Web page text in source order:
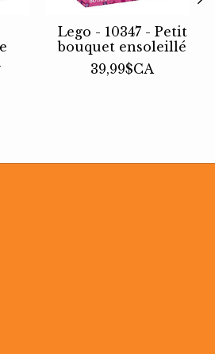
Lego - 10347 - Petit
bouquet ensoleillé
39,99$CA